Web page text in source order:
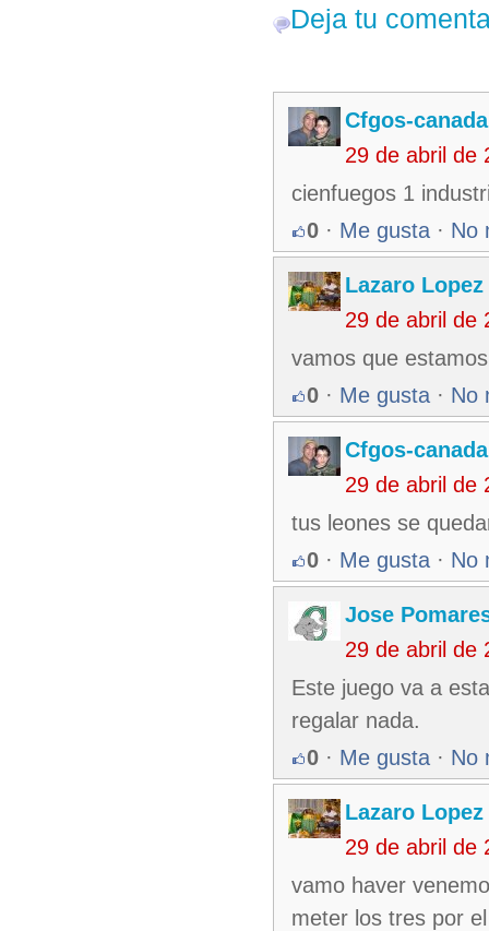
Deja tu
Cfgos-canada
29 de abril de
cienfuegos 1
0 · Me gusta · No
Lazaro Lopez
29 de abril de
vamos que
0 · Me gusta · No
Cfgos-canada
29 de abril de
tus leones se
0 · Me gusta · No
Jose
29 de abril de
Este juego va a
regalar nada.
0 · Me gusta · No
Lazaro Lopez
29 de abril de
vamo haver
meter los tres por